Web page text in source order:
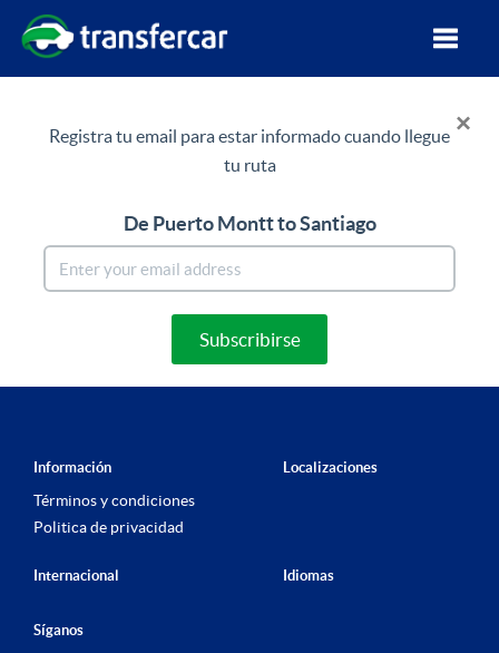
×
Registra tu email para estar informado cuando llegue
tu ruta
De Puerto Monttto Santiago
Subscribirse
Información
Términos y condiciones
Politica de privacidad
Localizaciones
Internacional Idiomas
Síganos